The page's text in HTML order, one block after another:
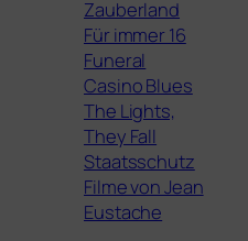
Zauberland
Für immer 16
Funeral
Casino Blues
The Lights,
They Fall
Staatsschutz
Filme von Jean
Eustache